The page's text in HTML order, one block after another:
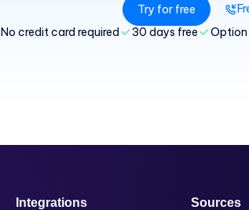
Try for free
No credit card required
30 days free Option
Integrations Sources